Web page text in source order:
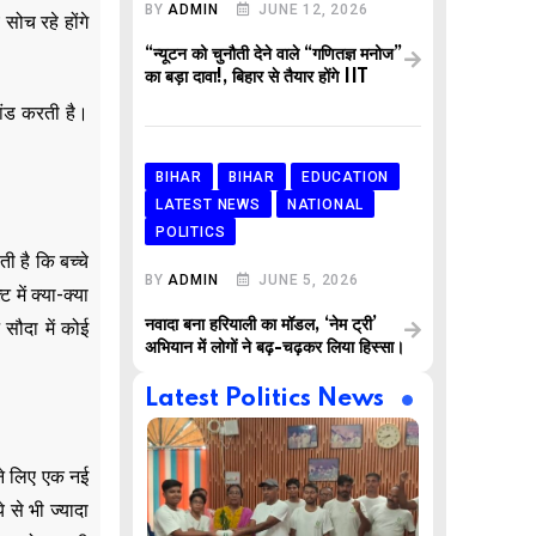
रहे होंगे
करती है।
है कि बच्चे
में क्या-क्या
में कोई
लिए एक नई
भी ज्यादा
BYADMIN JUNE 12, 2026
“न्यूटन को चुनौती देने वाले “गणितज्ञ मनोज”
का बड़ा दावा!, बिहार से तैयार होंगे IIT
BIHAR BIHAR
EDUCATION
LATEST NEWS
NATIONAL
POLITICS
BYADMIN JUNE 5, 2026
नवादा बना हरियाली का मॉडल, ‘नेम ट्री’
अभियान में लोगों ने बढ़-चढ़कर लिया हिस्सा।
Latest Politics News
BUSINESS